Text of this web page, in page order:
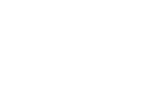
الثالث عشر الهجري